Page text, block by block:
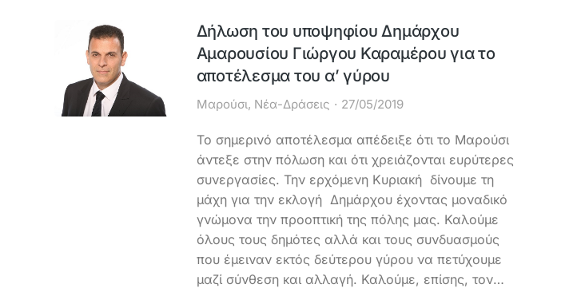
Δήλωση του υποψηφίου Δημάρχου
Αμαρουσίου Γιώργου Καραμέρου για το
αποτέλεσμα του α’ γύρου
Μαρούσι, Νέα-Δράσεις 27/05/2019
Το σημερινό αποτέλεσμα απέδειξε ότι το Μαρούσι
άντεξε στην πόλωση και ότι χρειάζονται ευρύτερες
συνεργασίες. Την ερχόμενη Κυριακή δίνουμε τη
μάχη για την εκλογή Δημάρχου έχοντας μοναδικό
γνώμονα την προοπτική της πόλης μας. Καλούμε
όλους τους δημότες αλλά και τους συνδυασμούς
που έμειναν εκτός δεύτερου γύρου να πετύχουμε
μαζί σύνθεση και αλλαγή. Καλούμε, επίσης, τον…